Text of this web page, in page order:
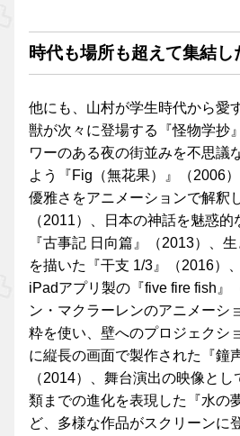
時代も場所も超えて集結
他にも、山村が学生時代から愛
獣が次々に登場する『怪物学抄
ワーのある夜の街並みを不思議
よう『Fig（無花果）』（2006
優雅さをアニメーションで解釈
（2011）、日本の神話を魅惑
『古事記 日向篇』（2013）、
を描いた『干支 1/3』（2016）
iPadアプリ製の『five fire fish』
ン・マクラーレンのアニメーシ
粋を使い、壁へのプロジェクシ
に縦長の画面で製作された『鐘
（2014）、舞台演出の映像と
類までの進化を表現した『水の
ど、多様な作品がスクリーンに